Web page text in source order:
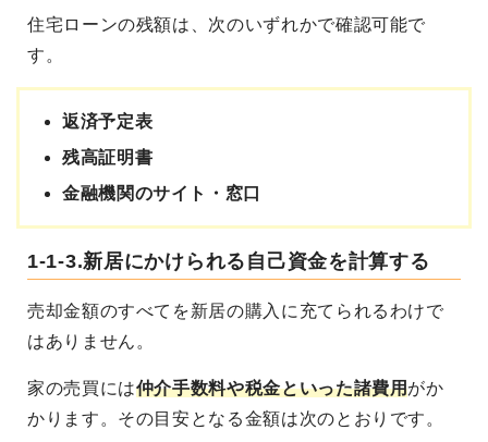
住宅ローンの残額は、次のいずれかで確認可能で
す。
返済予定表
残高証明書
金融機関のサイト・窓口
1-1-3.新居にかけられる自己資金を計算する
売却金額のすべてを新居の購入に充てられるわけで
はありません。
家の売買には仲介手数料や税金といった諸費用がか
かります。その目安となる金額は次のとおりです。